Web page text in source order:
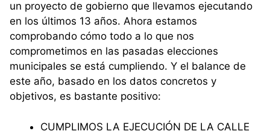
un proyecto de gobierno que llevamos ejecutando
en los últimos 13 años. Ahora estamos
comprobando cómo todo a lo que nos
comprometimos en las pasadas elecciones
municipales se está cumpliendo. Y el balance de
este año, basado en los datos concretos y
objetivos, es bastante positivo:
CUMPLIMOS LA EJECUCIÓN DE LA CALLE